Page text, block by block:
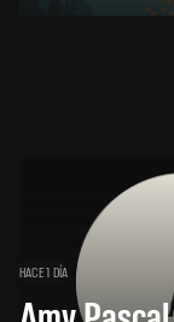
HACE 1 DÍA